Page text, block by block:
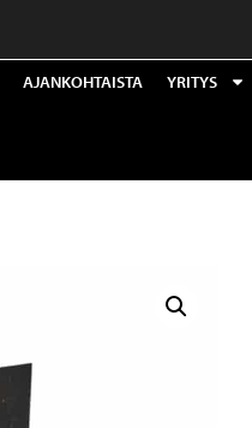
AJANKOHTAISTA YRITYS